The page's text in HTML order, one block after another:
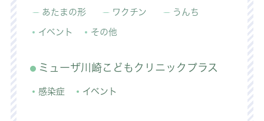
あたまの形
ワクチン うんち
イベント その他
ミューザ川崎こどもクリニックプラス
感染症 イベント